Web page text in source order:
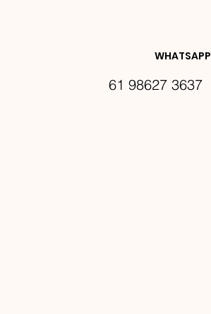
DES E
WHATSAPP
61 98627 3637